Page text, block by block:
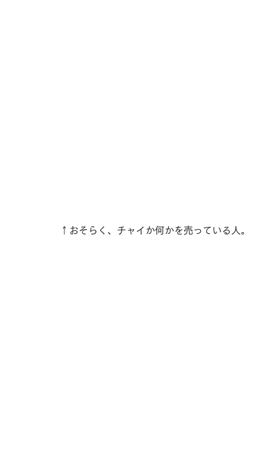
↑おそらく、チャイか何かを売っている人。